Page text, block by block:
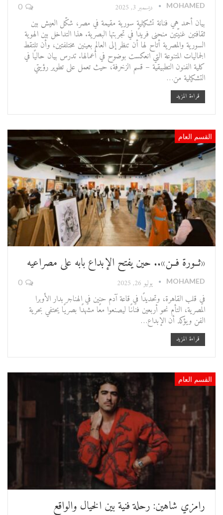
MOHAMED ديسمبر 3, 2025
بيان أحمد هي فنانة تشكيلية سورية مقيمة في مصر، شكّل العيش بين
ثقافتين غنيّتين منحنى فريدًا في تجربتها البصرية. هذا التداخل بين الهوية
السورية والمصرية أتاح لها أن تنظر إلى العالم بعينين مختلفتين، وأن تلتقط
الجماليات المتنوعة التي انعكست بوضوح في أعمالها. تدرس بيان حاليًا في
كلية الفنون التطبيقية – قسم الزخرفة، حيث تعمل على تطوير رؤيتي
التشكيلية من…
قراءة المزيد
القسم العام
«ثــورة فــن».. حين يفتح الإبداع بابه على مصراعيه
MOHAMED يوليو 26, 2025
في قلب القاهرة، وتحديدًا في قاعة آدم حنين في الهناجر بدار الأوبرا
المصرية، التأم نحو أربعين فنانًا ليصنعوا معًا مشهدًا بصريًا يحتفي بحرية
الفن ويؤكد أن الإبداع…
قراءة المزيد
القسم العام
رامزي شاهين: رحلة فنية بين الخيال والواقع